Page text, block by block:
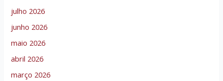
julho 2026
junho 2026
maio 2026
abril 2026
março 2026